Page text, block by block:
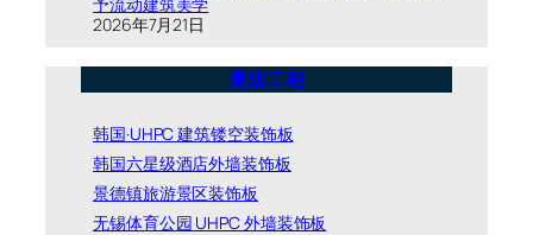
2026年7月21日
景观工程
韩国·UHPC 建筑镂空装饰板
韩国六星级酒店外墙装饰板
景德镇旅游景区装饰板
无锡体育公园 UHPC 外墙装饰板